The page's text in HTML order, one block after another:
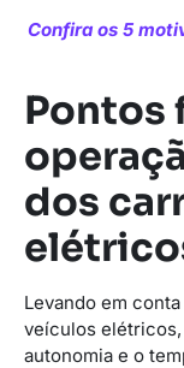
Confira os 5
Pontos
dos
Levando em
veículos
autonomia e o